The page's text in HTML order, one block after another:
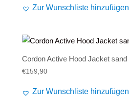
war:
ist:
Zur Wunschliste hinzufügen
Cordon Active Hood Jacket sand
€159,90
Zur Wunschliste hinzufügen
Sullen Clothing